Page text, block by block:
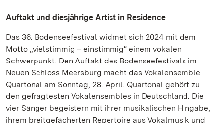
Auftakt und diesjährige Artist in Residence
Das 36. Bodenseefestival widmet sich 2024 mit dem
Motto „vielstimmig – einstimmig“ einem vokalen
Schwerpunkt. Den Auftakt des Bodenseefestivals im
Neuen Schloss Meersburg macht das Vokalensemble
Quartonal am Sonntag, 28. April. Quartonal gehört zu
den gefragtesten Vokalensembles in Deutschland. Die
vier Sänger begeistern mit ihrer musikalischen Hingabe,
ihrem breitgefächerten Repertoire aus Vokalmusik und